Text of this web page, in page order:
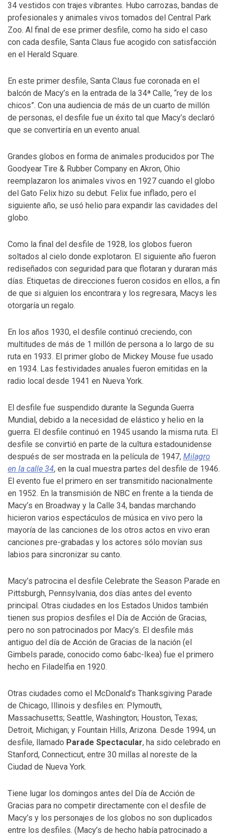
34 vestidos con trajes vibrantes. Hubo carrozas, bandas de
profesionales y animales vivos tomados del Central Park
Zoo. Al final de ese primer desfile, como ha sido el caso
con cada desfile, Santa Claus fue acogido con satisfacción
en el Herald Square.
En este primer desfile, Santa Claus fue coronada en el
balcón de Macy’s en la entrada de la 34ª Calle, “rey de los
chicos”. Con una audiencia de más de un cuarto de millón
de personas, el desfile fue un éxito tal que Macy’s declaró
que se convertiría en un evento anual.
Grandes globos en forma de animales producidos por The
Goodyear Tire & Rubber Company en Akron, Ohio
reemplazaron los animales vivos en 1927 cuando el globo
del Gato Felix hizo su debut. Felix fue inflado, pero el
siguiente año, se usó helio para expandir las cavidades del
globo.
Como la final del desfile de 1928, los globos fueron
soltados al cielo donde explotaron. El siguiente año fueron
rediseñados con seguridad para que flotaran y duraran más
días. Etiquetas de direcciones fueron cosidos en ellos, a fin
de que si alguien los encontrara y los regresara, Macys les
otorgaría un regalo.
En los años 1930, el desfile continuó creciendo, con
multitudes de más de 1 millón de persona a lo largo de su
ruta en 1933. El primer globo de Mickey Mouse fue usado
en 1934. Las festividades anuales fueron emitidas en la
radio local desde 1941 en Nueva York.
El desfile fue suspendido durante la Segunda Guerra
Mundial, debido a la necesidad de elástico y helio en la
guerra. El desfile continuó en 1945 usando la misma ruta. El
desfile se convirtió en parte de la cultura estadounidense
después de ser mostrada en la película de 1947, Milagro
en la calle 34, en la cual muestra partes del desfile de 1946.
El evento fue el primero en ser transmitido nacionalmente
en 1952. En la transmisión de NBC en frente a la tienda de
Macy’s en Broadway y la Calle 34, bandas marchando
hicieron varios espectáculos de música en vivo pero la
mayoría de las canciones de los otros actos en vivo eran
canciones pre-grabadas y los actores sólo movían sus
labios para sincronizar su canto.
Macy’s patrocina el desfile Celebrate the Season Parade en
Pittsburgh, Pennsylvania, dos días antes del evento
principal. Otras ciudades en los Estados Unidos también
tienen sus propios desfiles el Día de Acción de Gracias,
pero no son patrocinados por Macy’s. El desfile más
antiguo del día de Acción de Gracias de la nación (el
Gimbels parade, conocido como 6abc-Ikea) fue el primero
hecho en Filadelfia en 1920.
Otras ciudades como el McDonald’s Thanksgiving Parade
de Chicago, Illinois y desfiles en: Plymouth,
Massachusetts; Seattle, Washington; Houston, Texas;
Detroit, Michigan; y Fountain Hills, Arizona. Desde 1994, un
desfile, llamado Parade Spectacular, ha sido celebrado en
Stanford, Connecticut, entre 30 millas al noreste de la
Ciudad de Nueva York.
Tiene lugar los domingos antes del Día de Acción de
Gracias para no competir directamente con el desfile de
Macy’s y los personajes de los globos no son duplicados
entre los desfiles. (Macy’s de hecho había patrocinado a